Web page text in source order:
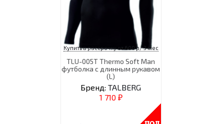
Купить в рассрочку от 600 р/ 3 мес
TLU-005T Thermo Soft Man
футболка с длинным рукавом
(L)
Бренд: TALBERG
1 710 ₽